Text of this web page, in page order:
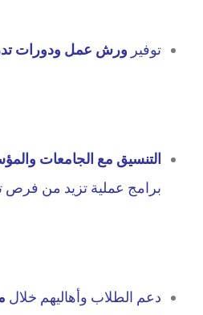
توفير ورش عمل ودورات
التنسيق مع الجامعات
برامج عملية تزيد من فرص
دعم الطلاب وأهاليهم خلال